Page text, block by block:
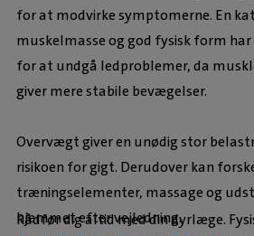
for at modvirke symptomerne. En
muskelmasse og god fysisk form
for at undgå ledproblemer, da
giver mere stabile bevægelser.
Overvægt giver en unødig stor
risikoen for gigt. Derudover kan
træningselementer, massage og
hjemmet efter vejledning.
Rådfør dig altid med din dyrlæge.